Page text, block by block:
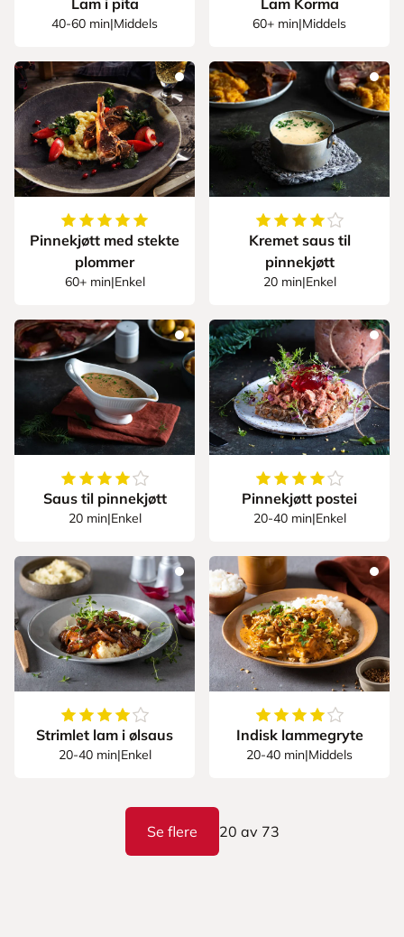
Lam i pita
40-60 min|Middels
Lam Korma
60+ min|Middels
5av5stjerner
Pinnekjøtt med stekte
plommer
60+ min|Enkel
4.714285714285714
Kremet saus til
pinnekjøtt
20 min|Enkel
4.875av5stjerner
Saus til pinnekjøtt
20 min|Enkel
4.2av5 stjerner
Pinnekjøtt postei
20-40 min|Enkel
4.6av5 stjerner
Strimlet lam i ølsaus
20-40 min|Enkel
4.416666666666667
Indisk lammegryte
20-40 min|Middels
Se flere 20 av 73